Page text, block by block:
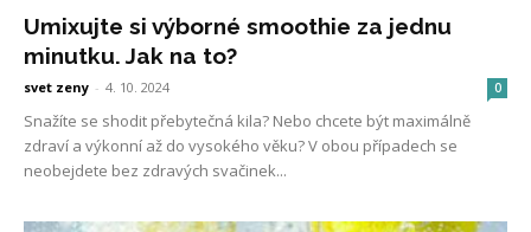
Umixujte si výborné smoothie za jednu
minutku. Jak na to?
svet zeny - 4. 10. 2024 0
Snažíte se shodit přebytečná kila? Nebo chcete být maximálně
zdraví a výkonní až do vysokého věku? V obou případech se
neobejdete bez zdravých svačinek...